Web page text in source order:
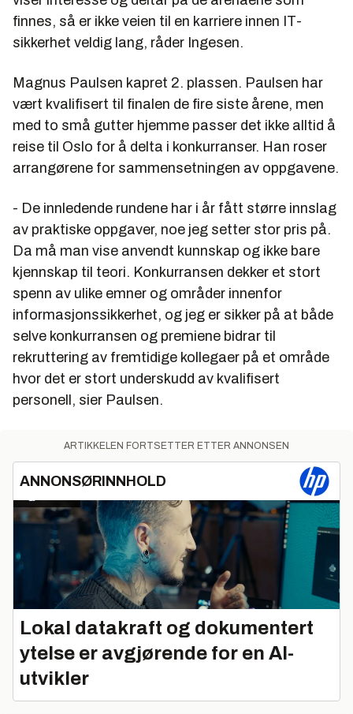
finnes, så er ikke veien til en karriere innen IT-
sikkerhet veldig lang, råder Ingesen.
Magnus Paulsen kapret 2. plassen. Paulsen har
vært kvalifisert til finalen de fire siste årene, men
med to små gutter hjemme passer det ikke alltid å
reise til Oslo for å delta i konkurranser. Han roser
arrangørene for sammensetningen av oppgavene.
- De innledende rundene har i år fått større innslag
av praktiske oppgaver, noe jeg setter stor pris på.
Da må man vise anvendt kunnskap og ikke bare
kjennskap til teori. Konkurransen dekker et stort
spenn av ulike emner og områder innenfor
informasjonssikkerhet, og jeg er sikker på at både
selve konkurransen og premiene bidrar til
rekruttering av fremtidige kollegaer på et område
hvor det er stort underskudd av kvalifisert
personell, sier Paulsen.
ARTIKKELEN FORTSETTER ETTER ANNONSEN
ANNONSØRINNHOLD
Lokal datakraft og dokumentert
ytelse er avgjørende for en AI-
utvikler